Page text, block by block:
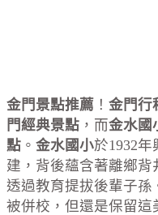
金門景點推薦 ！ 金門行
門經典景點 ，而金水國
點 。 金水國小於1932
建，背後蘊含著離鄉
透過教育提拔後輩子
被併校，但還是保留